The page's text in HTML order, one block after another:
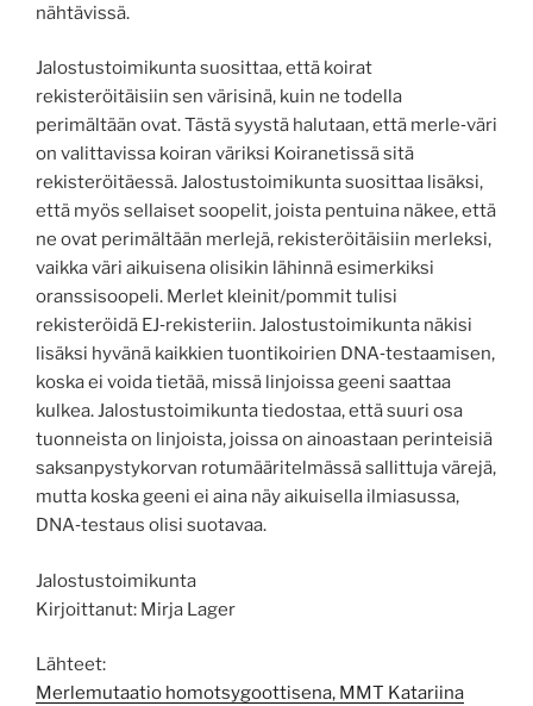
nähtävissä.
Jalostustoimikunta suosittaa, että koirat
rekisteröitäisiin sen värisinä, kuin ne todella
perimältään ovat. Tästä syystä halutaan, että merle‐väri
on valittavissa koiran väriksi Koiranetissä sitä
rekisteröitäessä. Jalostustoimikunta suosittaa lisäksi,
että myös sellaiset soopelit, joista pentuina näkee, että
ne ovat perimältään merlejä, rekisteröitäisiin merleksi,
vaikka väri aikuisena olisikin lähinnä esimerkiksi
oranssisoopeli. Merlet kleinit/pommit tulisi
rekisteröidä EJ‐rekisteriin. Jalostustoimikunta näkisi
lisäksi hyvänä kaikkien tuontikoirien DNA‐testaamisen,
koska ei voida tietää, missä linjoissa geeni saattaa
kulkea. Jalostustoimikunta tiedostaa, että suuri osa
tuonneista on linjoista, joissa on ainoastaan perinteisiä
saksanpystykorvan rotumääritelmässä sallittuja värejä,
mutta koska geeni ei aina näy aikuisella ilmiasussa,
DNA‐testaus olisi suotavaa.
Jalostustoimikunta
Kirjoittanut: Mirja Lager
Lähteet:
Merlemutaatio homotsygoottisena, MMT Katariina